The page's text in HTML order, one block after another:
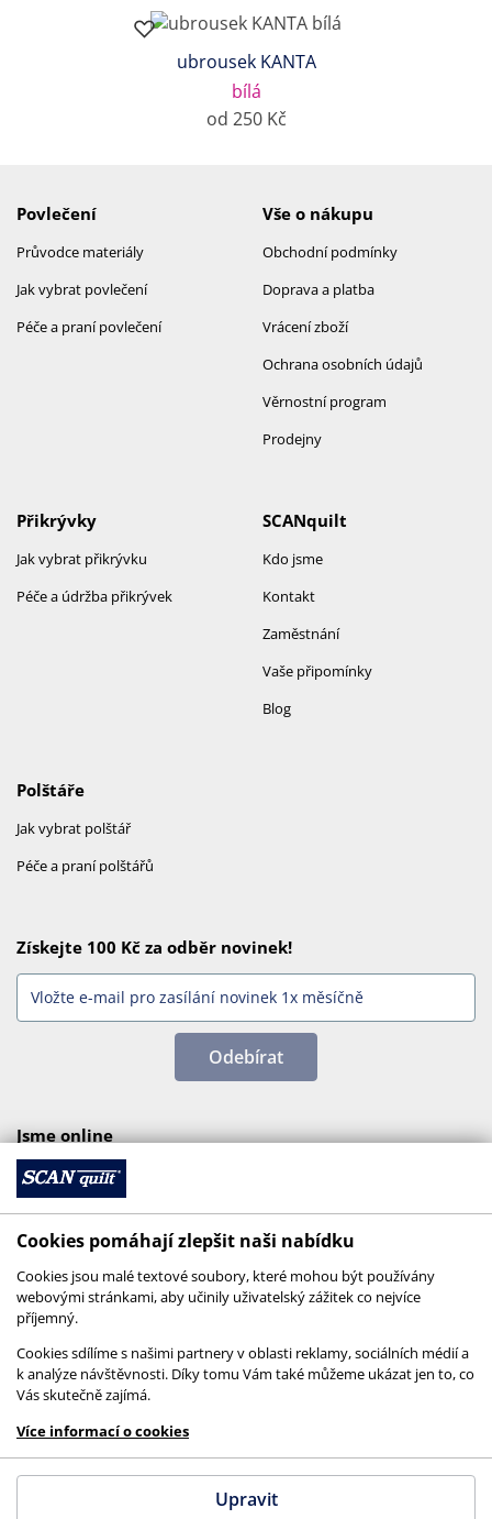
ubrousek KANTA
bílá
od 250 Kč
Povlečení
Průvodce materiály
Jak vybrat povlečení
Péče a praní povlečení
Vše o nákupu
Obchodní podmínky
Doprava a platba
Vrácení zboží
Ochrana osobních údajů
Věrnostní program
Prodejny
SCANquilt
Kdo jsme
Kontakt
Zaměstnání
Vaše připomínky
Blog
Přikrývky
Jak vybrat přikrývku
Péče a údržba přikrývek
Polštáře
Jak vybrat polštář
Péče a praní polštářů
Získejte 100 Kč za odběr novinek!
Odebírat
Jsme online
© 2026 SCANquilt - všechna práva vyhrazena
This site is protected by reCAPTCHA and the
GooglePrivacy PolicyandTerms of Serviceapply.
Cookies pomáhají zlepšit naši nabídku
Cookies jsou malé textové soubory, které mohou být používány
webovými stránkami, aby učinily uživatelský zážitek co nejvíce
příjemný.
Cookies sdílíme s našimi partnery v oblasti reklamy, sociálních médií a
k analýze návštěvnosti. Díky tomu Vám také můžeme ukázat jen to, co
Vás skutečně zajímá.
Více informací o cookies
Upravit